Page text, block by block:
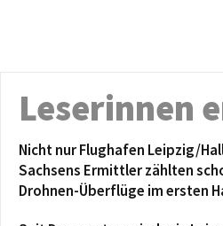
Leserinnen
Nicht nur Flughafen Leipzig/
Sachsens Ermittler zählten
Drohnen-Überflüge im ersten